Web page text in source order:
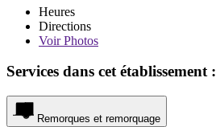
Heures
Directions
VoirPhotos
Services dans cet établissement :
Remorques et remorquage